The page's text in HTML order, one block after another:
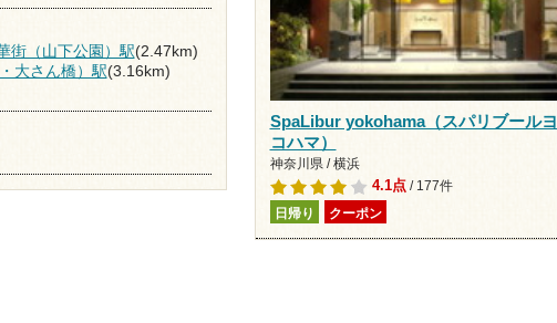
街（山下公園）駅(2.47km)
大さん橋）駅(3.16km)
SpaLibur yokohama（スパリブールヨ
コハマ）
神奈川県 / 横浜
4.1点/ 177件
日帰り クーポン